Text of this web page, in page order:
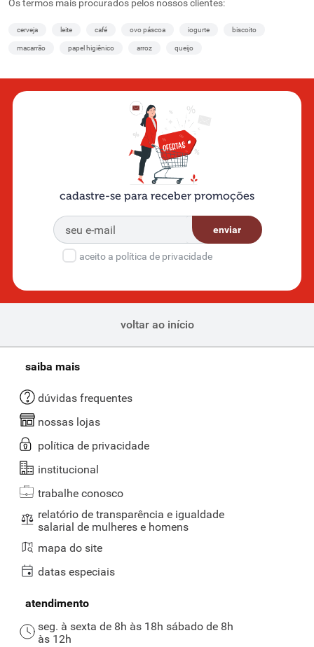
Os termos mais procurados pelos nossos clientes:
cerveja leite café ovo páscoa iogurte biscoito
macarrão papel higiênico arroz queijo
cadastre-se para receber promoções
enviar
aceito a política de privacidade
voltar ao início
saiba mais
dúvidas frequentes
nossas lojas
política de privacidade
institucional
trabalhe conosco
relatório de transparência e igualdade
salarial de mulheres e homens
mapa do site
datas especiais
atendimento
seg. à sexta de 8h às 18h sábado de 8h
às 12h